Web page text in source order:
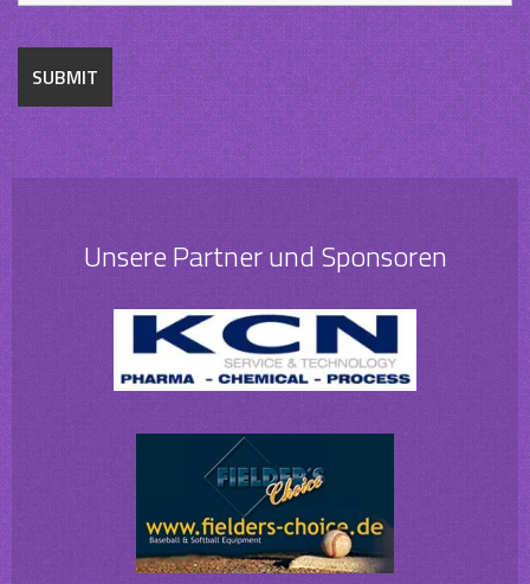
Unsere Partner und Sponsoren